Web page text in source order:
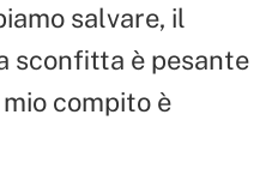
salvare, il
sconfitta è pesante
compito è